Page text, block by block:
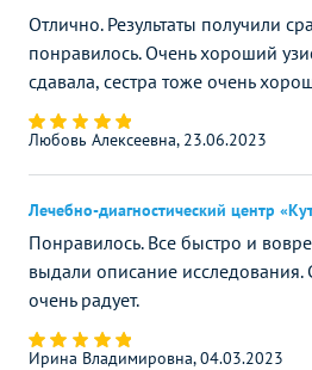
Отлично. Результаты получили
понравилось. Очень хороший
сдавала, сестра тоже очень
Любовь Алексеевна, 23.06.2023
Лечебно-диагностический центр
Понравилось. Все быстро и
выдали описание
очень радует.
Ирина Владимировна, 04.03.2023